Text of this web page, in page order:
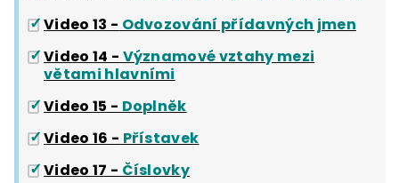
Video 13 - Odvozování přídavných jmen
Video 14 - Významové vztahy mezi
větami hlavními
Video 15 - Doplněk
Video 16 - Přístavek
Video 17 - Číslovky